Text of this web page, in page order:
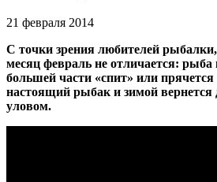
21 февраля 2014
С точки зрения любителей
месяц февраль не отличается: рыба
большей части «спит» или
настоящий рыбак и зимой вернется
уловом.